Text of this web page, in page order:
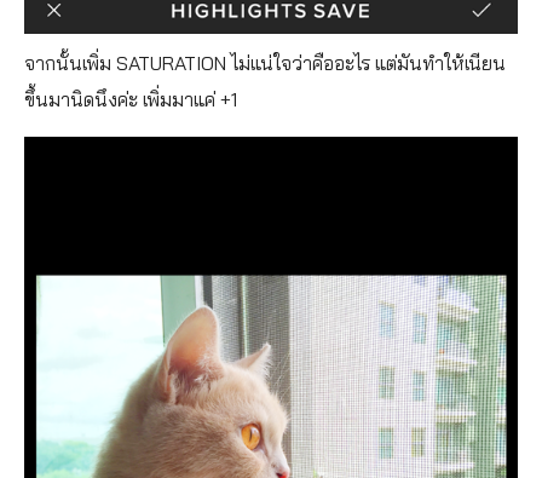
จากนั้นเพิ่ม SATURATION ไม่แน่ใจว่าคืออะไร แต่มันทำให้เนียน
ขึ้นมานิดนึงค่ะ เพิ่มมาแค่ +1